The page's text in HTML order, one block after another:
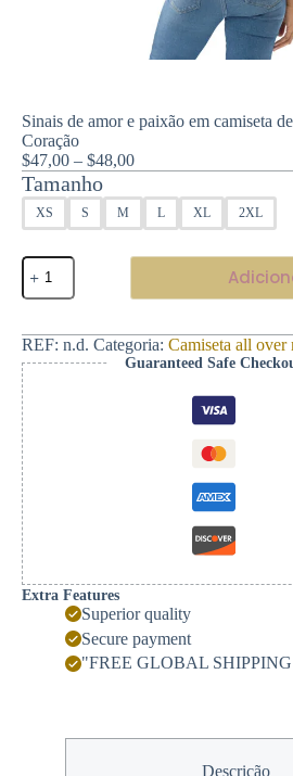
Sinais de amor e paixão em camiseta
Coração
$47,00 – $48,00Price
$47,00
through
Tamanho
XS S M L XL 2XL
Quantidade
de
Sinais
amor
e
paixão
em
camiseta
de
mulher
-
Coração
REF: n.d. Categoria: Camiseta all over
Guaranteed Safe
Extra Features
Superior quality
Secure payment
"FREE GLOBAL
Descrição